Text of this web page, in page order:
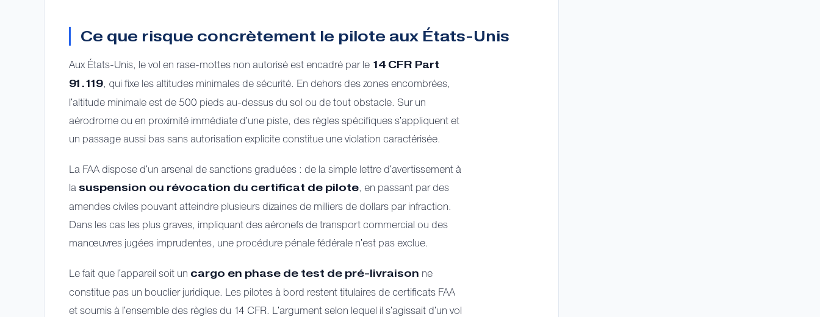
Ce que risque concrètement le pilote aux États-Unis
Aux États-Unis, le vol en rase-mottes non autorisé est encadré par le 14 CFR Part
91.119, qui fixe les altitudes minimales de sécurité. En dehors des zones encombrées,
l'altitude minimale est de 500 pieds au-dessus du sol ou de tout obstacle. Sur un
aérodrome ou en proximité immédiate d'une piste, des règles spécifiques s'appliquent et
un passage aussi bas sans autorisation explicite constitue une violation caractérisée.
La FAA dispose d'un arsenal de sanctions graduées : de la simple lettre d'avertissement à
la suspension ou révocation du certificat de pilote, en passant par des
amendes civiles pouvant atteindre plusieurs dizaines de milliers de dollars par infraction.
Dans les cas les plus graves, impliquant des aéronefs de transport commercial ou des
manœuvres jugées imprudentes, une procédure pénale fédérale n'est pas exclue.
Le fait que l'appareil soit un cargo en phase de test de pré-livraison ne
constitue pas un bouclier juridique. Les pilotes à bord restent titulaires de certificats FAA
et soumis à l'ensemble des règles du 14 CFR. L'argument selon lequel il s'agissait d'un vol